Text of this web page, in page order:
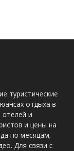
туристические
отдыха в
отелей и
и цены на
по месяцам,
Для связи с